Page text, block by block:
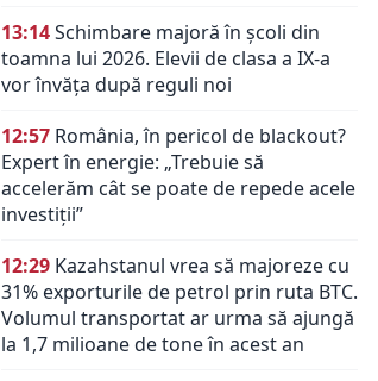
13:14Schimbare majoră în școli din
toamna lui 2026. Elevii de clasa a IX-a
vor învăța după reguli noi
12:57 România, în pericol de blackout?
Expert în energie: „Trebuie să
accelerăm cât se poate de repede acele
investiții”
12:29 Kazahstanul vrea să majoreze cu
31% exporturile de petrol prin ruta BTC.
Volumul transportat ar urma să ajungă
la 1,7 milioane de tone în acest an